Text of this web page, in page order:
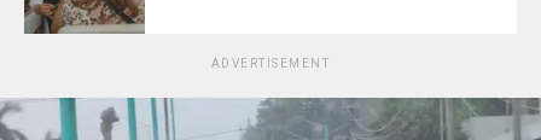
ADVERTISEMENT